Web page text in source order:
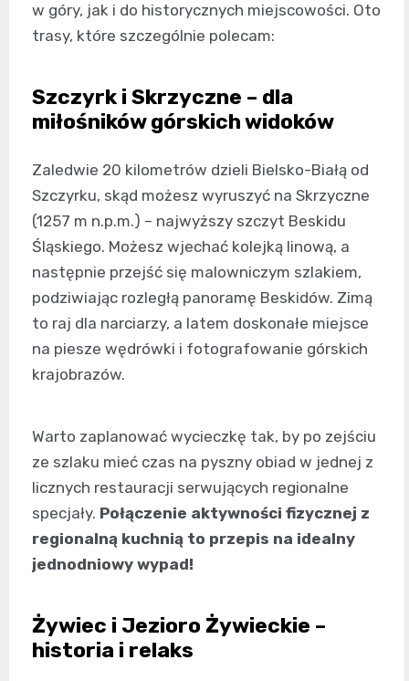
w góry, jak i do historycznych miejscowości. Oto
trasy, które szczególnie polecam:
Szczyrk i Skrzyczne – dla
miłośników górskich widoków
Zaledwie 20 kilometrów dzieli Bielsko-Białą od
Szczyrku, skąd możesz wyruszyć na Skrzyczne
(1257 m n.p.m.) – najwyższy szczyt Beskidu
Śląskiego. Możesz wjechać kolejką linową, a
następnie przejść się malowniczym szlakiem,
podziwiając rozległą panoramę Beskidów. Zimą
to raj dla narciarzy, a latem doskonałe miejsce
na piesze wędrówki i fotografowanie górskich
krajobrazów.
Warto zaplanować wycieczkę tak, by po zejściu
ze szlaku mieć czas na pyszny obiad w jednej z
licznych restauracji serwujących regionalne
specjały. Połączenie aktywności fizycznej z
regionalną kuchnią to przepis na idealny
jednodniowy wypad!
Żywiec i Jezioro Żywieckie –
historia i relaks